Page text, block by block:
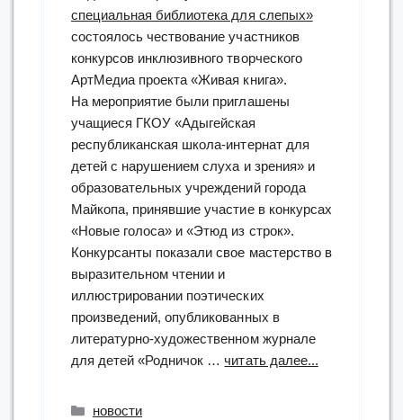
специальная библиотека для слепых»
состоялось чествование участников
конкурсов инклюзивного творческого
АртМедиа проекта «Живая книга».
На мероприятие были приглашены
учащиеся ГКОУ «Адыгейская
республиканская школа-интернат для
детей с нарушением слуха и зрения» и
образовательных учреждений города
Майкопа, принявшие участие в конкурсах
«Новые голоса» и «Этюд из строк».
Конкурсанты показали свое мастерство в
выразительном чтении и
иллюстрировании поэтических
произведений, опубликованных в
литературно-художественном журнале
для детей «Родничок …читать далее...
Рубрики
новости